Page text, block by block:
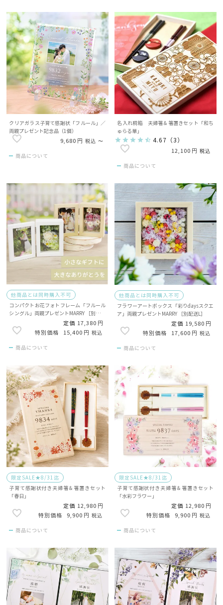
クリアガラス子育て感謝状「フルール」／
両親プレゼント記念品（1個）
9,680 税込 〜
商品について
名入れ桐箱 夫婦箸＆箸置きセット「和ち
ゅらる華」
4.67 （3 ）
12,100 税込
商品について
他商品とは同時購入不可
コンパクトお花フォトフレーム「フルール
シングル」両親プレゼントMARRY ［別配送
定価 17,380
15,400
税込
商品について
他商品とは同時購入不可
フラワーアートボックス「彩りdaysスクエ
ア」両親プレゼントMARRY ［別配送L］
定価 19,580
17,600
税込
商品について
限定SALE★8/31迄
子育て感謝状付き夫婦箸＆箸置きセット
「春日」
定価 12,980
9,900
税込
商品について
限定SALE★8/31迄
子育て感謝状付き夫婦箸＆箸置きセット
「水彩フラワー」
定価 12,980
9,900
税込
商品について